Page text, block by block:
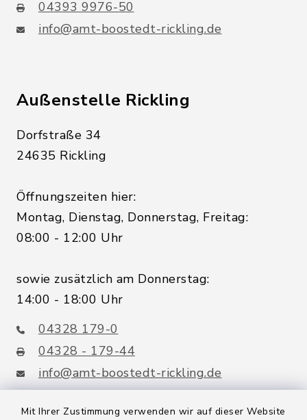
Mit Ihrer Zustimmung verwenden wir auf dieser Website
04393 9976-50
info@amt-boostedt-rickling.de
Außenstelle Rickling
Dorfstraße 34
24635 Rickling
Öffnungszeiten hier:
Montag, Dienstag, Donnerstag, Freitag:
08:00 - 12:00 Uhr
sowie zusätzlich am Donnerstag:
14:00 - 18:00 Uhr
04328 179-0
04328 - 179-44
info@amt-boostedt-rickling.de